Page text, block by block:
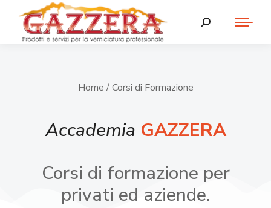
Home / Corsi di Formazione
Accademia GAZZERA
Corsi di formazione per
privati ed aziende.